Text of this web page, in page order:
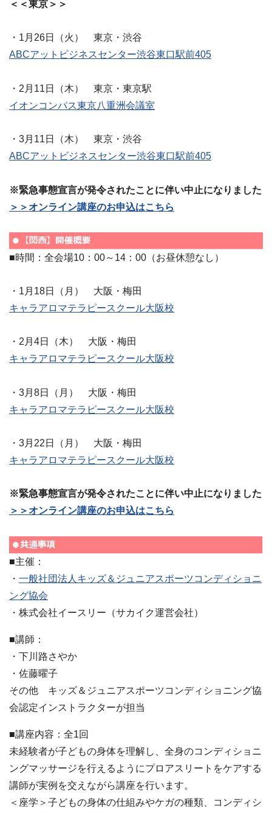
＜＜東京＞＞
・1月26日（火） 東京・渋谷
ABCアットビジネスセンター渋谷東口駅前405
・2月11日（木） 東京・東京駅
イオンコンパス東京八重洲会議室
・3月11日（木） 東京・渋谷
ABCアットビジネスセンター渋谷東口駅前405
※緊急事態宣言が発令されたことに伴い中止になりました
＞＞オンライン講座のお申込はこちら
■時間：全会場10：00～14：00（お昼休憩なし）
・1月18日（月） 大阪・梅田
キャラアロマテラピースクール大阪校
・2月4日（木） 大阪・梅田
キャラアロマテラピースクール大阪校
・3月8日（月） 大阪・梅田
キャラアロマテラピースクール大阪校
・3月22日（月） 大阪・梅田
キャラアロマテラピースクール大阪校
※緊急事態宣言が発令されたことに伴い中止になりました
＞＞オンライン講座のお申込はこちら
■主催：
・ 一般社団法人キッズ＆ジュニアスポーツコンディショニ
ング協会
・株式会社イースリー（サカイク運営会社）
■講師：
・下川路さやか
・佐藤曜子
その他 キッズ＆ジュニアスポーツコンディショニング協
会認定インストラクターが担当
■講座内容：全1回
未経験者が子どもの身体を理解し、全身のコンディショニ
ングマッサージを行えるようにプロアスリートをケアする
講師が実例を交えながら講座を行います。
＜座学＞子どもの身体の仕組みやケガの種類、コンディシ